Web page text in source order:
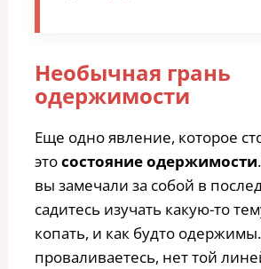
Необычная грань
одержимости
Еще одно явление, которое
этосостояние одержимости
вы замечали за собой в
садитесь изучать какую-то
копать, и как будто
проваливаетесь, нет той